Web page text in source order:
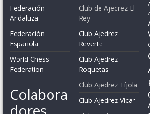
Federación
Andaluza
Federación
Española
World Chess
Federation
Colabora
dores
Club de Ajedrez El
Rey
Club Ajedrez
Reverte
Club Ajedrez
Roquetas
Club Ajedrez Tíjola
Club Ajedrez Vícar